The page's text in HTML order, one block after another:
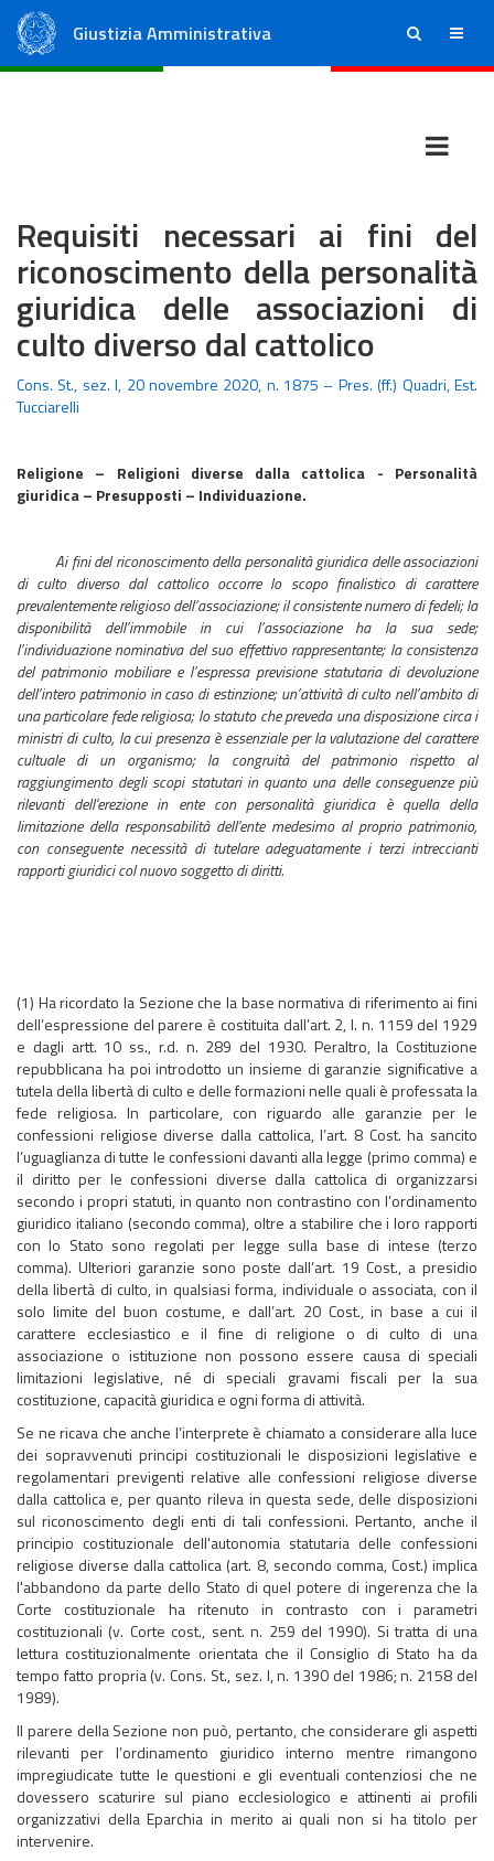
Giustizia Amministrativa ricerca menu
Requisiti necessari ai fini del
riconoscimento della personalità
giuridica delle associazioni di
culto diverso dal cattolico
Cons. St., sez. I, 20 novembre 2020, n. 1875 – Pres. (ff.) Quadri, Est.
Tucciarelli
Religione – Religioni diverse dalla cattolica - Personalità
giuridica – Presupposti – Individuazione.
Ai fini del riconoscimento della personalità giuridica delle associazioni
di culto diverso dal cattolico occorre lo scopo finalistico di carattere
prevalentemente religioso dell’associazione; il consistente numero di fedeli; la
disponibilità dell’immobile in cui l’associazione ha la sua sede;
l’individuazione nominativa del suo effettivo rappresentante; la consistenza
del patrimonio mobiliare e l’espressa previsione statutaria di devoluzione
dell’intero patrimonio in caso di estinzione; un’attività di culto nell’ambito di
una particolare fede religiosa; lo statuto che preveda una disposizione circa i
ministri di culto, la cui presenza è essenziale per la valutazione del carattere
cultuale di un organismo; la congruità del patrimonio rispetto al
raggiungimento degli scopi statutari in quanto una delle conseguenze più
rilevanti dell'erezione in ente con personalità giuridica è quella della
limitazione della responsabilità dell'ente medesimo al proprio patrimonio,
con conseguente necessità di tutelare adeguatamente i terzi intreccianti
rapporti giuridici col nuovo soggetto di diritti.
(1) Ha ricordato la Sezione che la base normativa di riferimento ai fini
dell’espressione del parere è costituita dall’art. 2, l. n. 1159 del 1929
e dagli artt. 10 ss., r.d. n. 289 del 1930. Peraltro, la Costituzione
repubblicana ha poi introdotto un insieme di garanzie significative a
tutela della libertà di culto e delle formazioni nelle quali è professata la
fede religiosa. In particolare, con riguardo alle garanzie per le
confessioni religiose diverse dalla cattolica, l’art. 8 Cost. ha sancito
l’uguaglianza di tutte le confessioni davanti alla legge (primo comma) e
il diritto per le confessioni diverse dalla cattolica di organizzarsi
secondo i propri statuti, in quanto non contrastino con l’ordinamento
giuridico italiano (secondo comma), oltre a stabilire che i loro rapporti
con lo Stato sono regolati per legge sulla base di intese (terzo
comma). Ulteriori garanzie sono poste dall’art. 19 Cost., a presidio
della libertà di culto, in qualsiasi forma, individuale o associata, con il
solo limite del buon costume, e dall’art. 20 Cost., in base a cui il
carattere ecclesiastico e il fine di religione o di culto di una
associazione o istituzione non possono essere causa di speciali
limitazioni legislative, né di speciali gravami fiscali per la sua
costituzione, capacità giuridica e ogni forma di attività.
Se ne ricava che anche l’interprete è chiamato a considerare alla luce
dei sopravvenuti principi costituzionali le disposizioni legislative e
regolamentari previgenti relative alle confessioni religiose diverse
dalla cattolica e, per quanto rileva in questa sede, delle disposizioni
sul riconoscimento degli enti di tali confessioni. Pertanto, anche il
principio costituzionale dell'autonomia statutaria delle confessioni
religiose diverse dalla cattolica (art. 8, secondo comma, Cost.) implica
l'abbandono da parte dello Stato di quel potere di ingerenza che la
Corte costituzionale ha ritenuto in contrasto con i parametri
costituzionali (v. Corte cost., sent. n. 259 del 1990). Si tratta di una
lettura costituzionalmente orientata che il Consiglio di Stato ha da
tempo fatto propria (v. Cons. St., sez. I, n. 1390 del 1986; n. 2158 del
1989).
Il parere della Sezione non può, pertanto, che considerare gli aspetti
rilevanti per l’ordinamento giuridico interno mentre rimangono
impregiudicate tutte le questioni e gli eventuali contenziosi che ne
dovessero scaturire sul piano ecclesiologico e attinenti ai profili
organizzativi della Eparchia in merito ai quali non si ha titolo per
intervenire.